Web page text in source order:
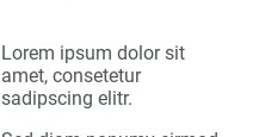
Lorem ipsum dolor sit
amet, consetetur
sadipscing elitr.